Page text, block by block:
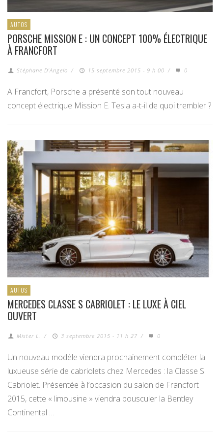
AUTOS
PORSCHE MISSION E : UN CONCEPT 100% ÉLECTRIQUE
À FRANCFORT
Stéphane D'Angelo / 15 septembre 2015 - 9 h 00 / 0
A Francfort, Porsche a présenté son tout nouveau
concept électrique Mission E. Tesla a-t-il de quoi trembler ?
AUTOS
MERCEDES CLASSE S CABRIOLET : LE LUXE À CIEL
OUVERT
Mister L. / 3 septembre 2015 - 11 h 27 / 0
Un nouveau modèle viendra prochainement compléter la
luxueuse série de cabriolets chez Mercedes : la Classe S
Cabriolet. Présentée à l’occasion du salon de Francfort
2015, cette « limousine » viendra bousculer la Bentley
Continental …